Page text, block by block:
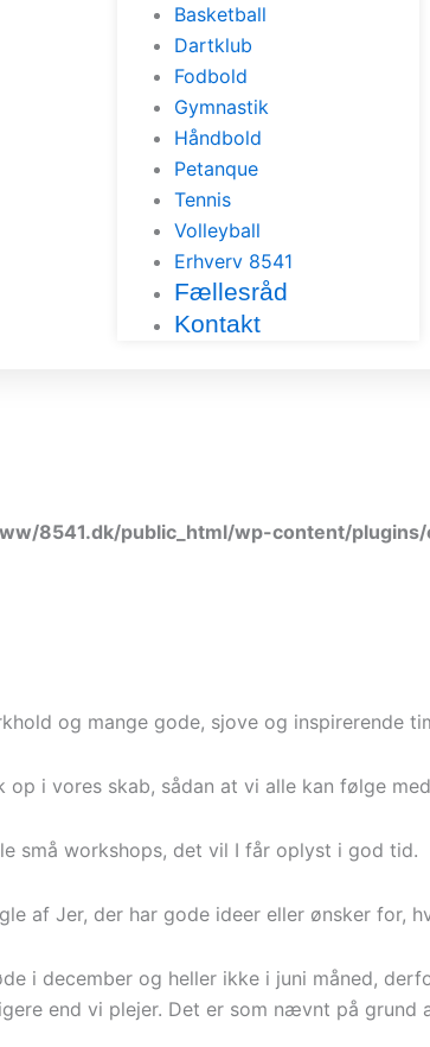
Basketball
Dartklub
Fodbold
Gymnastik
Håndbold
Petanque
Tennis
Volleyball
Erhverv 8541
Fællesråd
Kontakt
8541.dk/public_html/wp-content/
og mange gode, sjove og inspirerende
i vores skab, sådan at vi alle kan følge
små workshops, det vil I får oplyst i god tid.
af Jer, der har gode ideer eller ønsker for,
i december og heller ikke i juni måned,
end vi plejer. Det er som nævnt på